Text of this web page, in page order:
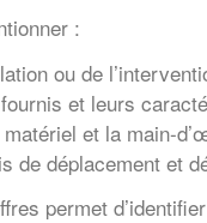
:
ou de
et leurs
et la main-
de déplacement et
permet